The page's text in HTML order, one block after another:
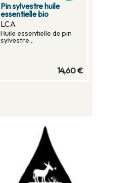
Pin sylvestre huile
essentielle bio
LCA
Huile essentielle de pin
sylvestre...
14,60 €